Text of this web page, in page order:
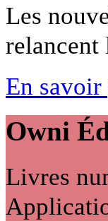
Les
En savoir
Owni
Livres